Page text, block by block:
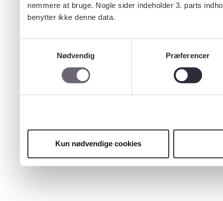
nemmere at bruge. Nogle sider indeholder 3. parts
benytter ikke denne data.
Nødvendig
Præferencer
Kun nødvendige cookies